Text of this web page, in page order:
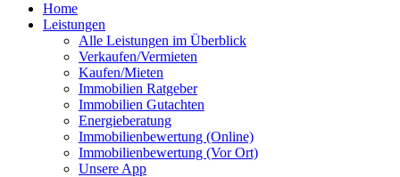
Home
Leistungen
Alle Leistungen im Überblick
Verkaufen/Vermieten
Kaufen/Mieten
Immobilien Ratgeber
Immobilien Gutachten
Energieberatung
Immobilienbewertung (Online)
Immobilienbewertung (Vor Ort)
Unsere App